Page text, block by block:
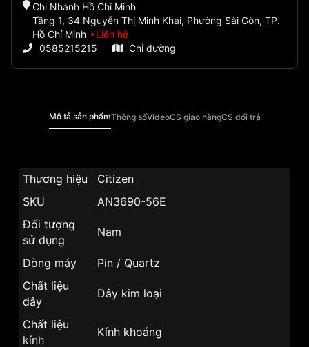
Chi Nhánh Hồ Chí Minh
Tầng 1, 34 Nguyễn Thị Minh Khai, Phường Sài Gòn, TP.
Hồ Chí Minh
Liên hệ
0585215215
Chỉ đường
Mô tả sản phẩmThông sốVideoCS giao hàngCS đổi trả
Thương hiệu
Citizen
SKU
AN3690-56E
Đối tượng
sử dụng
Nam
Dòng máy
Pin / Quartz
Chất liệu
dây
Dây kim loại
Chất liệu
kính
Kính khoáng